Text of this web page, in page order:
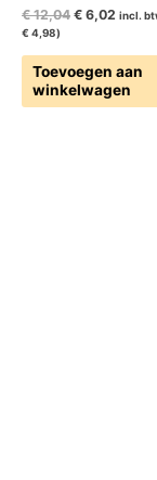
€12,04 € 6,02 incl.
€ 4,98)
Toevoegen aan
winkelwagen